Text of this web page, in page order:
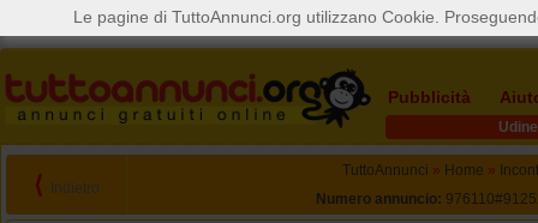
Pubblicità
Udine
⟨ Indietro
TuttoAnnunci » Home »
Numero annuncio:
Le pagine di TuttoAnnunci.org utilizzano Cookie.